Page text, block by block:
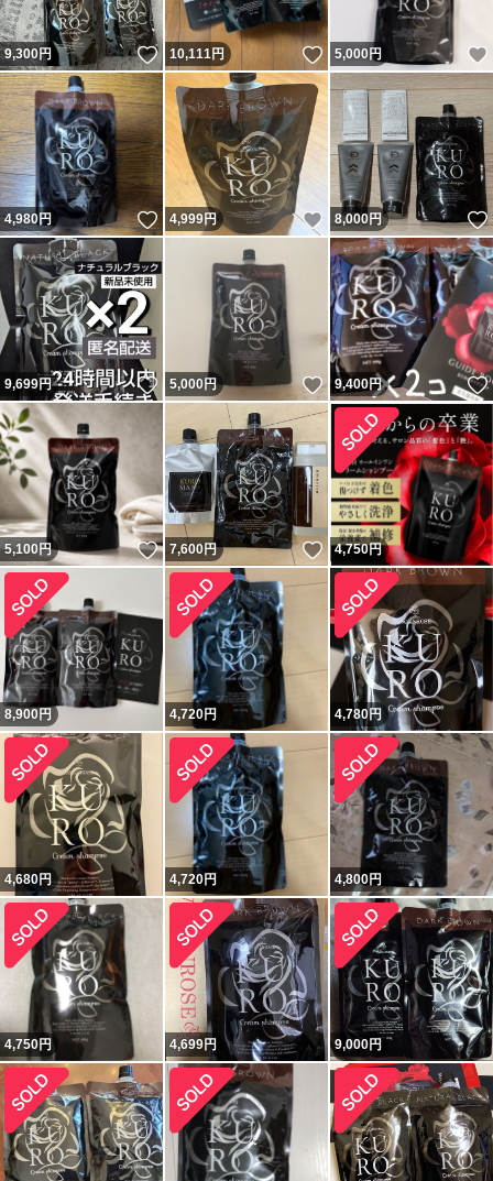
9,300円 いいね！
10,111円 いいね！
5,000円
4,980円 いいね！
4,999円 いいね！
8,000円
9,699円 いいね！
5,000円 いいね！
9,400円
5,100円 いいね！
7,600円 いいね！
4,750円
8,900円 4,720円 4,780円
4,680円 4,720円 4,800円
4,750円 4,699円 9,000円